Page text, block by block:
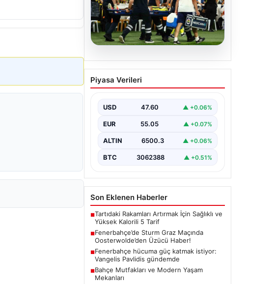
05.08.2026
Fenerbahçe’de Sturm
Graz Maçında
Haber!
Fenerbahçe, Şampiyonlar Ligi 3. ön
eleme turunda Almanya temsilcisi
Mücadele…
Piyasa Verileri
USD 47.60 ▲ +0.06%
EUR 55.05 ▲ +0.07%
ALTIN 6500.3 ▲ +0.06%
BTC 3062388 ▲ +0.51%
Son Eklenen Haberler
■Tartıdaki Rakamları Artırmak İçin Sağlıklı ve
Yüksek Kalorili 5 Tarif
■Fenerbahçe’de Sturm Graz Maçında
Oosterwolde’den Üzücü Haber!
■Fenerbahçe hücuma güç katmak istiyor:
Vangelis Pavlidis gündemde
■Bahçe Mutfakları ve Modern Yaşam
Mekanları